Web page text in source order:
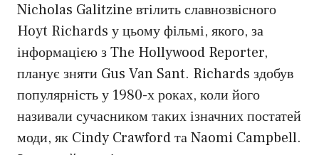
Nicholas Galitzine втілить славнозвісного
Hoyt Richards у цьому фільмі, якого, за
інформацією з The Hollywood Reporter,
планує зняти Gus Van Sant. Richards здобув
популярність у 1980-х роках, коли його
називали сучасником таких ізначних постатей
моди, як Cindy Crawford та Naomi Campbell.